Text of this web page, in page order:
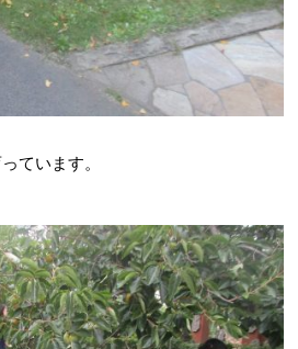
ています。